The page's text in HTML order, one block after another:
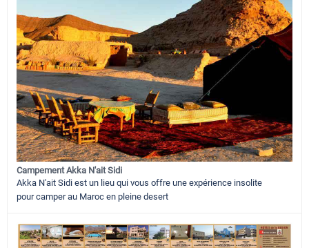
Campement Akka N'ait Sidi
Akka N'ait Sidi est un lieu qui vous offre une expérience insolite
pour camper au Maroc en pleine desert